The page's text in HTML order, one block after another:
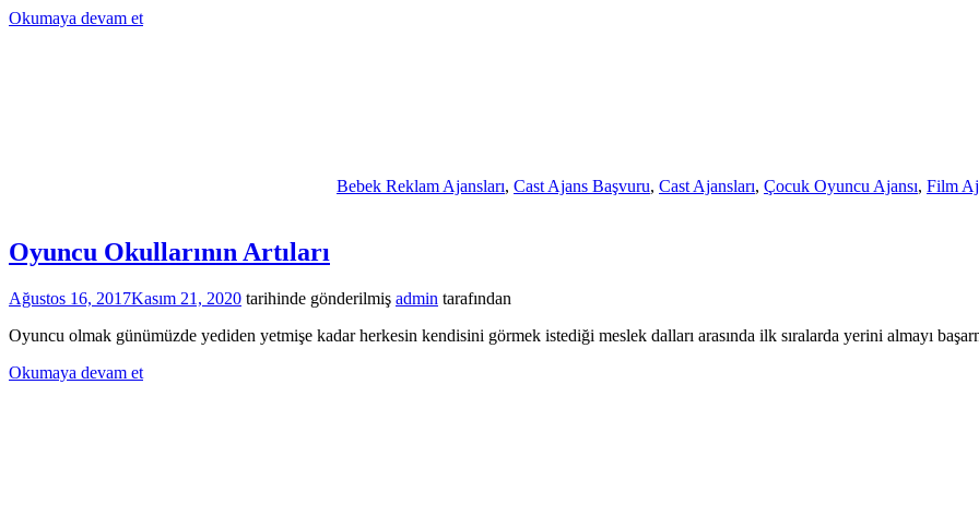
Okumaya devam et
Bebek Reklam Ajansları, Cast Ajans Başvuru, Cast Ajansları, Çocuk Oyuncu Ajansı, Film
Oyuncu Okullarının Artıları
Ağustos 16, 2017Kasım 21, 2020 tarihinde gönderilmiş admin tarafından
Oyuncu olmak günümüzde yediden yetmişe kadar herkesin kendisini görmek istediği meslek dalları arasında ilk sıralarda yerini almayı
Okumaya devam et